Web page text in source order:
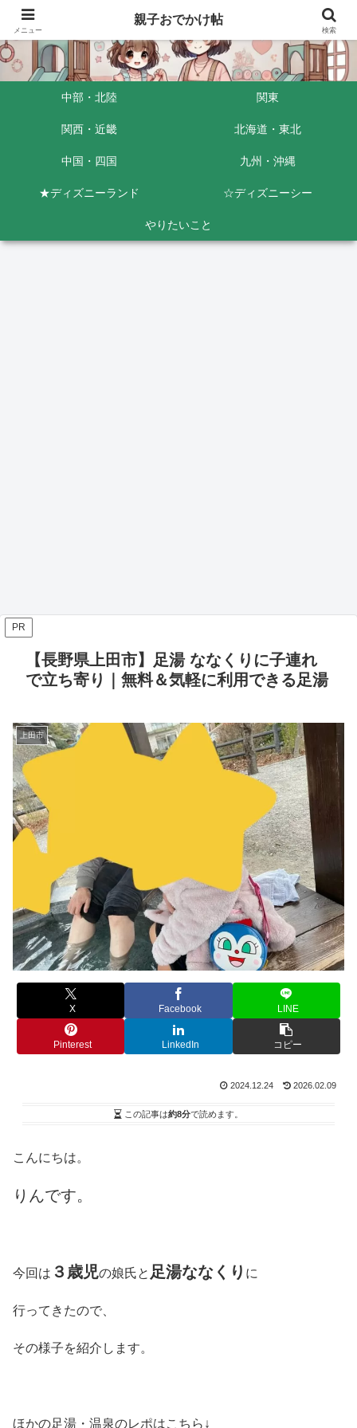
中部・北陸 関東
関西・近畿 北海道・東北
中国・四国 九州・沖縄
★ディズニーランド ☆ディズニーシー
やりたいこと
PR
【長野県上田市】足湯 ななくりに子連れ
で立ち寄り｜無料＆気軽に利用できる足湯
上田市
X Facebook LINE
Pinterest LinkedIn コピー
2024.12.24 2026.02.09
この記事は約8分で読めます。
こんにちは。
りんです。
今回は ３歳児の娘氏と 足湯ななくり に
行ってきたので、
その様子を紹介します。
ほかの足湯・温泉のレポはこちら↓
メニュー
親子おでかけ帖
検索